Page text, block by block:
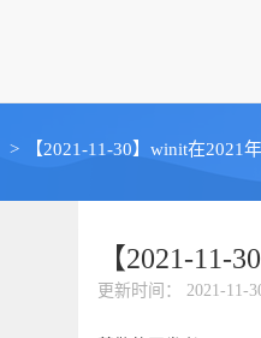
> 【2021-11-30】winit在2021
【2021-11-
更新时间 ： 2021-11-